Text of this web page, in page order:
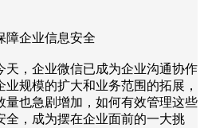
障企业信息安全
天，企业微信已成为企业沟通协作
规模的扩大和业务范围的拓展，
量也急剧增加，如何有效管理这些
全，成为摆在企业面前的一大挑